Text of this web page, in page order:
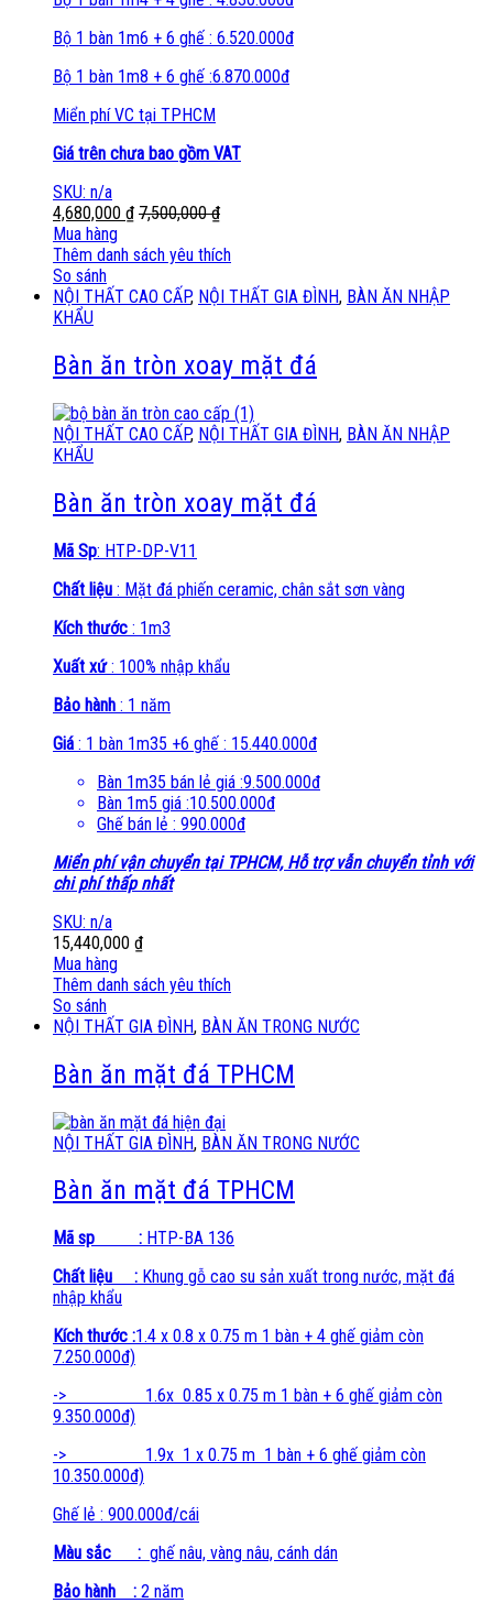
Bộ 1 bàn 1m6 + 6 ghế : 6.520.000đ
Bộ 1 bàn 1m8 + 6 ghế :6.870.000đ
Miển phí VC tại TPHCM
Giá trên chưa bao gồm VAT
SKU: n/a
4,680,000 ₫ 7,500,000₫
Mua hàng
Thêm danh sách yêu thích
So sánh
NỘI THẤT CAO CẤP, NỘI THẤT GIA ĐÌNH, BÀN ĂN NHẬP
KHẨU
Bàn ăn tròn xoay mặt đá
NỘI THẤT CAO CẤP, NỘI THẤT GIA ĐÌNH, BÀN ĂN NHẬP
KHẨU
Bàn ăn tròn xoay mặt đá
Mã Sp: HTP-DP-V11
Chất liệu : Mặt đá phiến ceramic, chân sắt sơn vàng
Kích thước : 1m3
Xuất xứ: 100% nhập khẩu
Bảo hành : 1 năm
Giá : 1 bàn 1m35 +6 ghế : 15.440.000đ
Bàn 1m35 bán lẻ giá :9.500.000đ
Bàn 1m5 giá :10.500.000đ
Ghế bán lẻ : 990.000đ
Miển phí vận chuyển tại TPHCM, Hỗ trợ vẫn chuyển tỉnh với
chi phí thấp nhất
SKU: n/a
15,440,000 ₫
Mua hàng
Thêm danh sách yêu thích
So sánh
NỘI THẤT GIA ĐÌNH, BÀN ĂN TRONG NƯỚC
Bàn ăn mặt đá TPHCM
NỘI THẤT GIA ĐÌNH, BÀN ĂN TRONG NƯỚC
Bàn ăn mặt đá TPHCM
Mã sp : HTP-BA 136
Chất liệu : Khung gỗ cao su sản xuất trong nước, mặt đá
nhập khẩu
Kích thước :1.4 x 0.8 x 0.75 m 1 bàn + 4 ghế giảm còn
7.250.000đ)
-> 1.6x 0.85 x 0.75 m 1 bàn + 6 ghế giảm còn
9.350.000đ)
-> 1.9x 1 x 0.75 m 1 bàn + 6 ghế giảm còn
10.350.000đ)
Ghế lẻ : 900.000đ/cái
Màu sắc : ghế nâu, vàng nâu, cánh dán
Bảo hành : 2 năm